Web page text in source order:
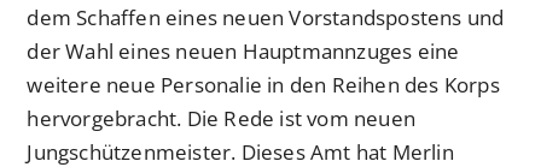
dem Schaffen eines neuen Vorstandspostens und
der Wahl eines neuen Hauptmannzuges eine
weitere neue Personalie in den Reihen des Korps
hervorgebracht. Die Rede ist vom neuen
Jungschützenmeister. Dieses Amt hat Merlin